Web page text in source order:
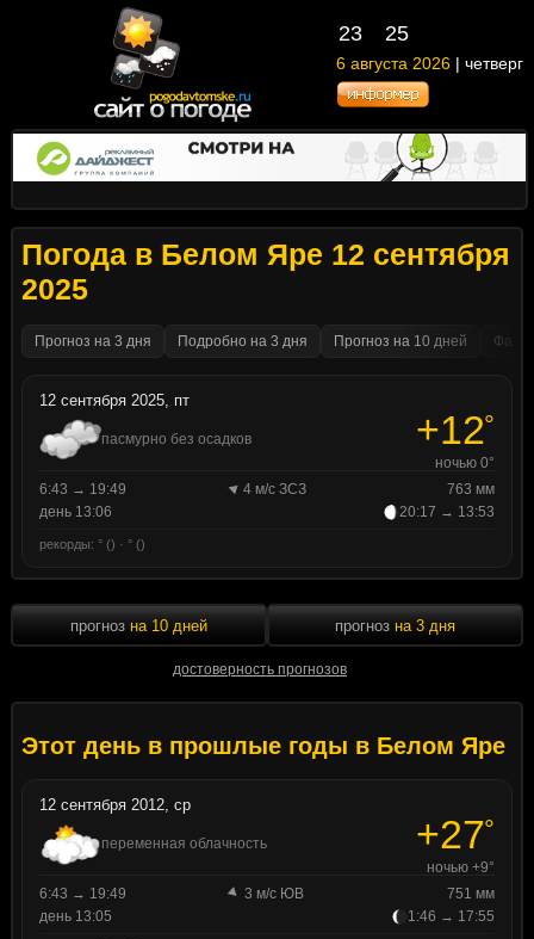
23 25
6 августа 2026 | четверг
Погода в Белом Яре 12 сентября
2025
Прогноз на 3 дня Подробно на 3 дня Прогноз на 10 дней
12 сентября 2025, пт
пасмурно без осадков +12°
ночью 0°
6:43 → 19:49
4 м/с ЗСЗ
763 мм
день 13:06
20:17 → 13:53
рекорды: ° () · ° ()
прогноз на 10 дней
достоверность прогнозов
прогноз на 3 дня
Этот день в прошлые годы в Белом Яре
12 сентября 2012, ср
переменная облачность +27°
ночью +9°
6:43 → 19:49
3 м/с ЮВ
751 мм
день 13:05
1:46 → 17:55